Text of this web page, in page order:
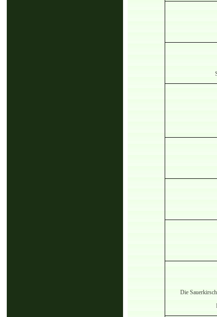
Die